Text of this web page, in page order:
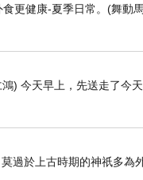
時刻。先這樣
更健康-夏季日常。(舞動
鴻) 今天早上，先送走了
過於上古時期的神祇多